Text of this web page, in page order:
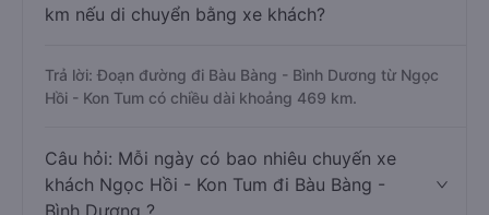
km nếu di chuyển bằng xe khách?
Trả lời: Đoạn đường đi Bàu Bàng - Bình Dương từ Ngọc
Hồi - Kon Tum có chiều dài khoảng 469 km.
Câu hỏi: Mỗi ngày có bao nhiêu chuyến xe
khách Ngọc Hồi - Kon Tum đi Bàu Bàng -
Bình Dương ?